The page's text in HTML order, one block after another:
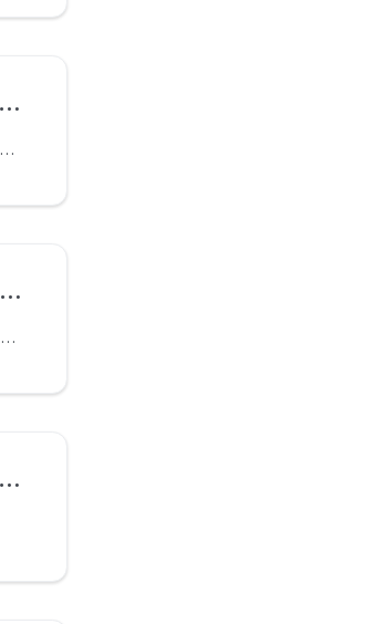
関数やメソッドでオブジェクトひとつを引数として受け、戻り値もオブジェクトひとつとする RORO という考え方があります。RORO は Receive an Object, Return an Object の略です。この考えは JavaScript ならびに TypeScript では大きな恩恵をもたらします。
多くの言語では型による構造体、オブジェクトの定義をしてからコーディングが始まりますが、元がJavaScriptであるTypeScriptにはそのような決まりがないことも多々あります。